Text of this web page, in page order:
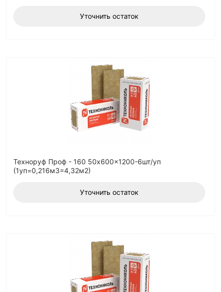
Уточнить остаток
Техноруф Проф - 160 50x600x1200-6шт/уп
(1уп=0,216м3=4,32м2)
Уточнить остаток